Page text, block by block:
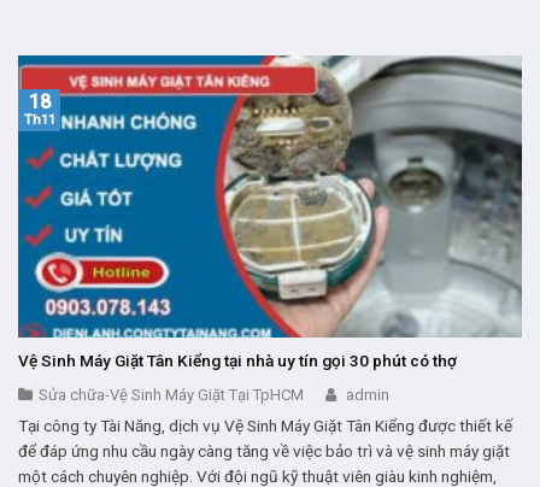
Vệ Sinh Máy Giặt Tân Kiểng tại nhà uy tín gọi 30 phút có thợ
Sửa chữa-Vệ Sinh Máy Giặt Tại TpHCM admin
Tại công ty Tài Năng, dịch vụ Vệ Sinh Máy Giặt Tân Kiểng được thiết kế
để đáp ứng nhu cầu ngày càng tăng về việc bảo trì và vệ sinh máy giặt
một cách chuyên nghiệp. Với đội ngũ kỹ thuật viên giàu kinh nghiệm,
18
Th11